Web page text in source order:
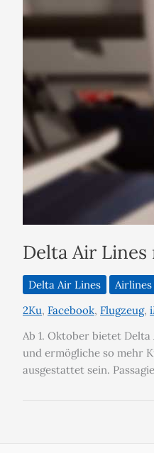
Delta Air
Delta Air Lines
Airlines
2Ku, Facebook, Flugzeug,
Ab 1. Oktober bietet
und ermögliche so mehr
ausgestattet sein.